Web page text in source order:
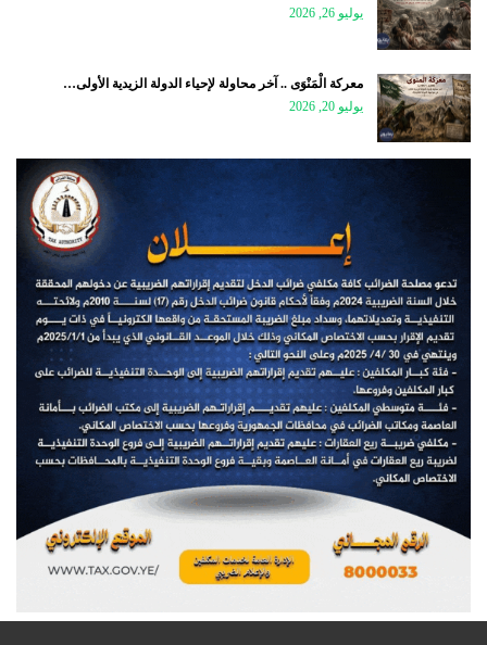
يوليو 26, 2026
معركة الْمَنْوَى .. آخر محاولة لإحياء الدولة الزيدية الأولى…
يوليو 20, 2026